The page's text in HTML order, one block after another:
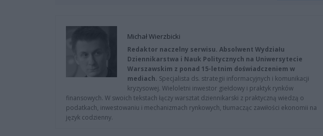
Michał Wierzbicki
Redaktor naczelny serwisu. Absolwent Wydziału
Dziennikarstwa i Nauk Politycznych na Uniwersytecie
Warszawskim z ponad 15-letnim doświadczeniem w
mediach. Specjalista ds. strategii informacyjnych i komunikacji
kryzysowej. Wieloletni inwestor giełdowy i praktyk rynków
finansowych. W swoich tekstach łączy warsztat dziennikarski z praktyczną wiedzą o
podatkach, inwestowaniu i mechanizmach rynkowych, tłumacząc zawiłości ekonomii na
język codzienny.